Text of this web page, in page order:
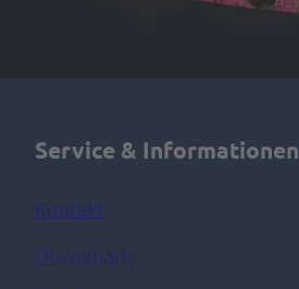
Service & Informationen
Kontakt
Downloads